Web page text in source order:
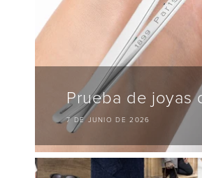
Prueba de joyas
7 DE JUNIO DE 2026